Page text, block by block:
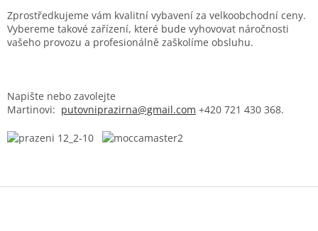
Zprostředkujeme vám kvalitní vybavení za velkoobchodní ceny.
Vybereme takové zařízení, které bude vyhovovat náročnosti
vašeho provozu a profesionálně zaškolíme obsluhu.
Napište nebo zavolejte
Martinovi: putovniprazirna@gmail.com +420 721 430 368.
Z